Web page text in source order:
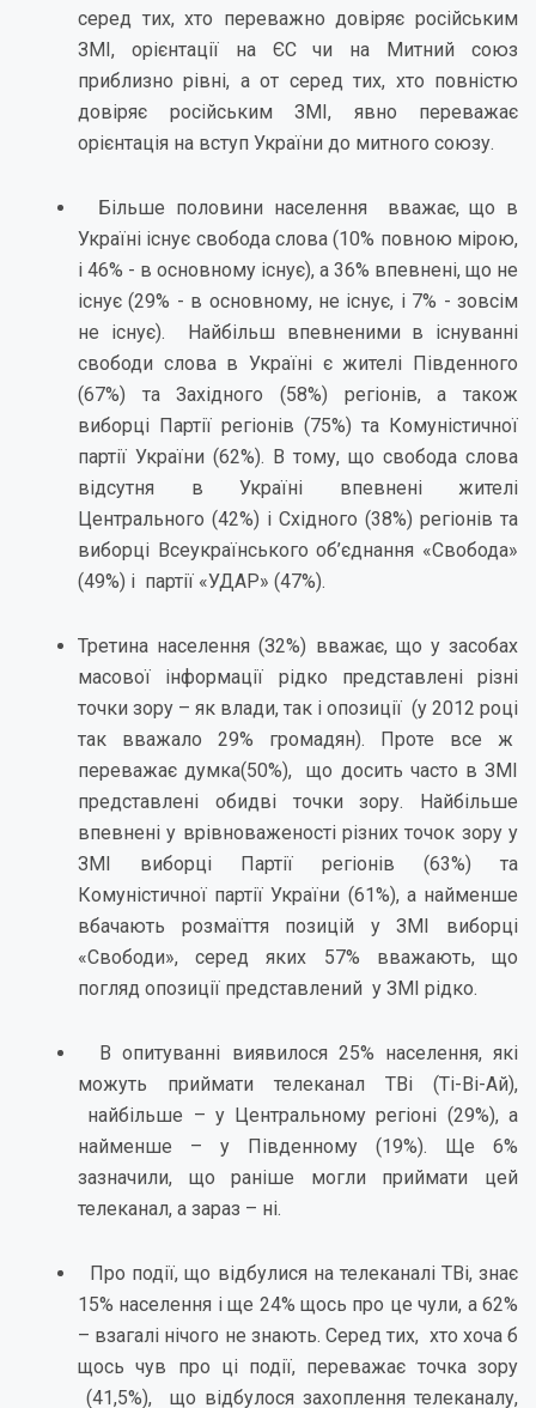
серед тих, хто переважно довіряє російським
ЗМІ, орієнтації на ЄС чи на Митний союз
приблизно рівні, а от серед тих, хто повністю
довіряє російським ЗМІ, явно переважає
орієнтація на вступ України до митного союзу.
Більше половини населення вважає, що в
Україні існує свобода слова (10% повною мірою,
і 46% - в основному існує), а 36% впевнені, що не
існує (29% - в основному, не існує, і 7% - зовсім
не існує). Найбільш впевненими в існуванні
свободи слова в Україні є жителі Південного
(67%) та Західного (58%) регіонів, а також
виборці Партії регіонів (75%) та Комуністичної
партії України (62%). В тому, що свобода слова
відсутня в Україні впевнені жителі
Центрального (42%) і Східного (38%) регіонів та
виборці Всеукраїнського об’єднання «Свобода»
(49%) і партії «УДАР» (47%).
Третина населення (З2%) вважає, що у засобах
масової інформації рідко представлені різні
точки зору – як влади, так і опозиції (у 2012 році
так вважало 29% громадян). Проте все ж
переважає думка(50%), що досить часто в ЗМІ
представлені обидві точки зору. Найбільше
впевнені у врівноваженості різних точок зору у
ЗМІ виборці Партії регіонів (63%) та
Комуністичної партії України (61%), а найменше
вбачають розмаїття позицій у ЗМІ виборці
«Свободи», серед яких 57% вважають, що
погляд опозиції представлений у ЗМІ рідко.
В опитуванні виявилося 25% населення, які
можуть приймати телеканал ТВі (Ті-Ві-Ай),
найбільше – у Центральному регіоні (29%), а
найменше – у Південному (19%). Ще 6%
зазначили, що раніше могли приймати цей
телеканал, а зараз – ні.
Про події, що відбулися на телеканалі ТВі, знає
15% населення і ще 24% щось про це чули, а 62%
– взагалі нічого не знають. Серед тих, хто хоча б
щось чув про ці події, переважає точка зору
(41,5%), що відбулося захоплення телеканалу,